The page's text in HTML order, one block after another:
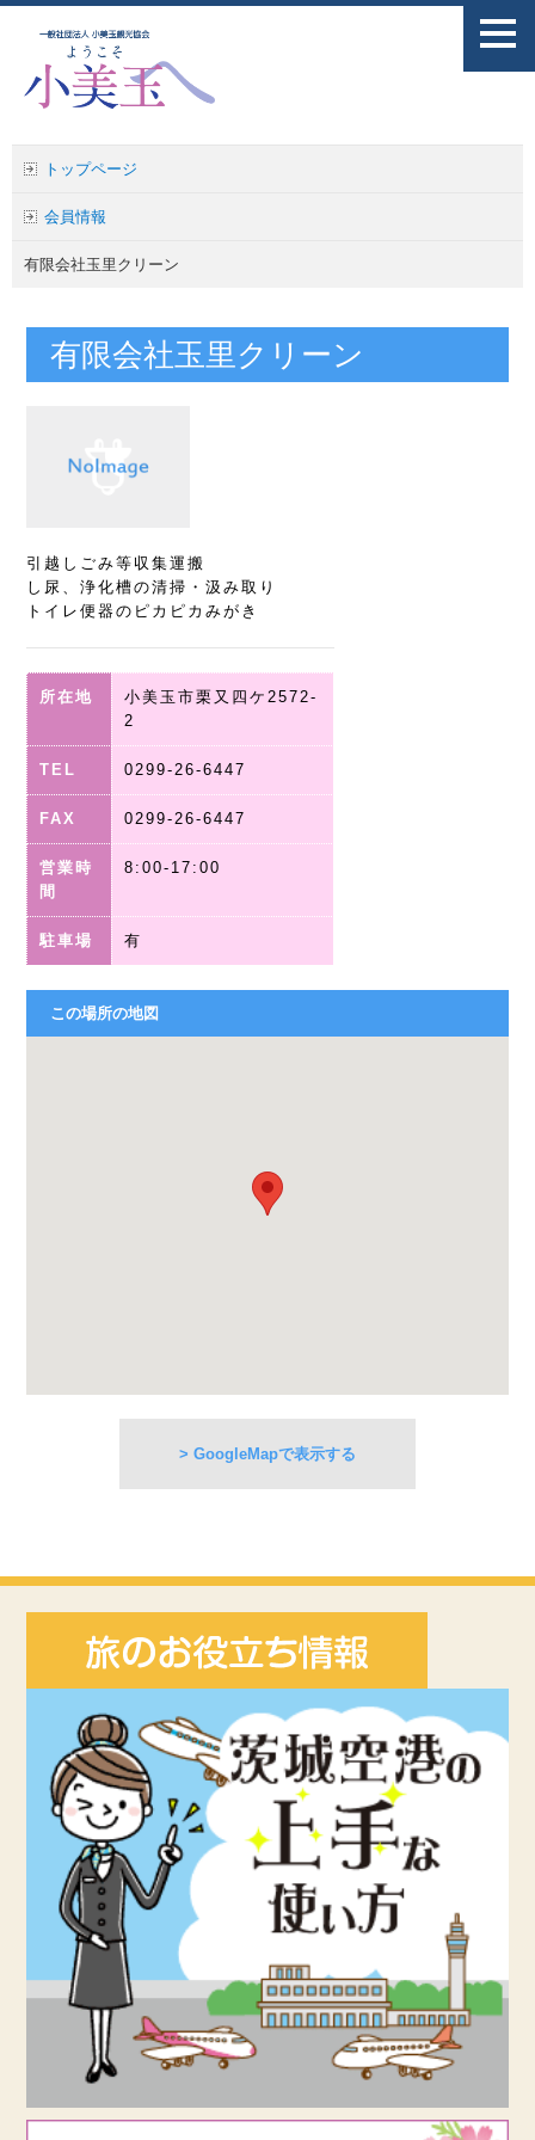
トップページ
会員情報
有限会社玉里クリーン
有限会社玉里クリーン
引越しごみ等収集運搬
し尿、浄化槽の清掃・汲み取り
トイレ便器のピカピカみがき
所在地
小美玉市栗又四ケ2572-
2
TEL 0299-26-6447
FAX 0299-26-6447
営業時
間
8:00-17:00
駐車場 有
この場所の地図
> GoogleMapで表示する